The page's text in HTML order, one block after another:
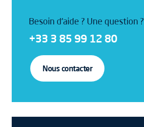
Besoin d'aide ? Une question ?
+33 3 85 99 12 80
Nous contacter